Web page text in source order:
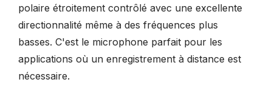
polaire étroitement contrôlé avec une excellente
directionnalité même à des fréquences plus
basses. C'est le microphone parfait pour les
applications où un enregistrement à distance est
nécessaire.